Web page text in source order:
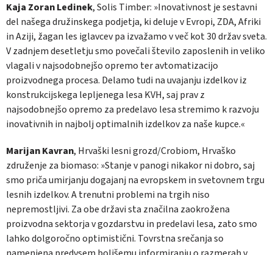
Kaja ZoranLedinek, Solis Timber: »Inovativnost je sestavni
del našega družinskega podjetja, ki deluje v Evropi, ZDA, Afriki
in Aziji, žagan les iglavcev pa izvažamo v več kot 30 držav sveta.
V zadnjem desetletju smo povečali število zaposlenih in veliko
vlagali v najsodobnejšo opremo ter avtomatizacijo
proizvodnega procesa. Delamo tudi na uvajanju izdelkov iz
konstrukcijskega lepljenega lesa KVH, saj prav z
najsodobnejšo opremo za predelavo lesa stremimo k razvoju
inovativnih in najbolj optimalnih izdelkov za naše kupce.«
Marijan Kavran, Hrvaški lesni grozd/Crobiom, Hrvaško
združenje za biomaso: »Stanje v panogi nikakor ni dobro, saj
smo priča umirjanju dogajanj na evropskem in svetovnem trgu
lesnih izdelkov. A trenutni problemi na trgih niso
nepremostljivi. Za obe državi sta značilna zaokrožena
proizvodna sektorja v gozdarstvu in predelavi lesa, zato smo
lahko dolgoročno optimistični. Tovrstna srečanja so